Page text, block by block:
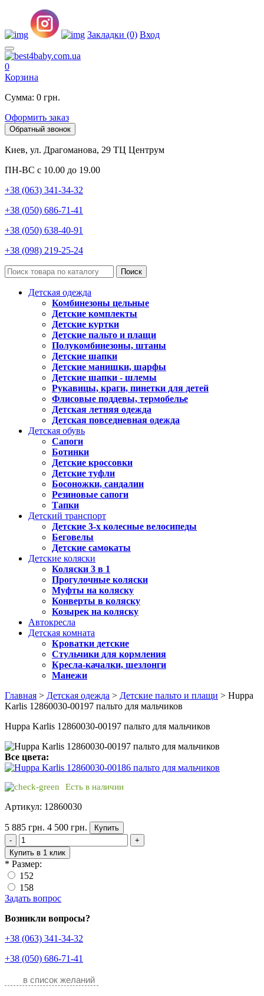
Закладки (0) Вход
0
Корзина
Сумма: 0 грн.
Оформить заказ
Обратный звонок
Киев, ул. Драгоманова, 29 ТЦ Центрум
ПН-ВС с 10.00 до 19.00
+38 (063) 341-34-32
+38 (050) 686-71-41
+38 (050) 638-40-91
+38 (098) 219-25-24
Поиск
Детская одежда
Комбинезоны цельные
Детские комплекты
Детские куртки
Детские пальто и плащи
Полукомбинезоны, штаны
Детские шапки
Детские манишки, шарфы
Детские шапки - шлемы
Рукавицы, краги, пинетки для детей
Флисовые поддевы, термобелье
Детская летняя одежда
Детская повседневная одежда
Детская обувь
Сапоги
Ботинки
Детские кроссовки
Детские туфли
Босоножки, сандалии
Резиновые сапоги
Тапки
Детский транспорт
Детские 3-х колесные велосипеды
Беговелы
Детские самокаты
Детские коляски
Коляски 3 в 1
Прогулочные коляски
Муфты на коляску
Конверты в коляску
Козырек на коляску
Автокресла
Детская комната
Кроватки детские
Стульчики для кормления
Кресла-качалки, шезлонги
Манежи
Главная > Детская одежда > Детские пальто и плащи > Huppa
Karlis 12860030-00197 пальто для мальчиков
Huppa Karlis 12860030-00197 пальто для мальчиков
Все цвета:
Есть в наличии
Артикул: 12860030
5 885 грн. 4 500 грн.
Купить
-
+
Купить в 1 клик
* Размер:
152
158
Задать вопрос
Возникли вопросы?
+38 (063) 341-34-32
+38 (050) 686-71-41
в список желаний